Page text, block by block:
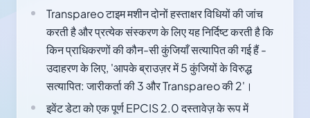
Transpareo टाइम मशीन दोनों हस्ताक्षर विधियों की जांच
करती है और प्रत्येक संस्करण के लिए यह निर्दिष्ट करती है कि
किन प्राधिकरणों की कौन-सी कुंजियाँ सत्यापित की गई हैं -
उदाहरण के लिए, 'आपके ब्राउज़र में 5 कुंजियों के विरुद्ध
सत्यापित: जारीकर्ता की 3 और Transpareo की 2'।
इवेंट डेटा को एक पूर्ण EPCIS 2.0 दस्तावेज़ के रूप में